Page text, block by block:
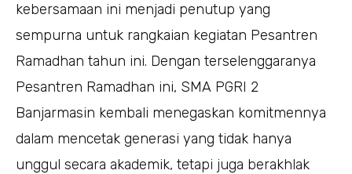
kebersamaan ini menjadi penutup yang
sempurna untuk rangkaian kegiatan Pesantren
Ramadhan tahun ini. Dengan terselenggaranya
Pesantren Ramadhan ini, SMA PGRI 2
Banjarmasin kembali menegaskan komitmennya
dalam mencetak generasi yang tidak hanya
unggul secara akademik, tetapi juga berakhlak